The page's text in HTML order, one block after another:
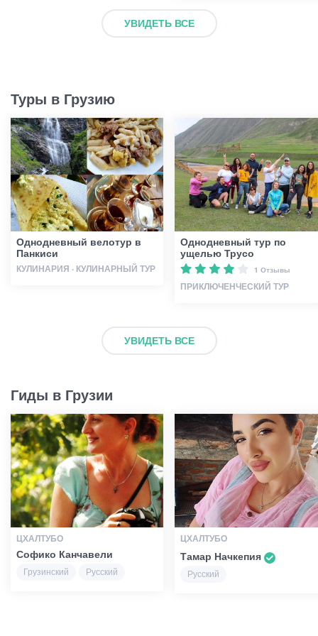
УВИДЕТЬ ВСЕ
Туры в Грузию
Однодневный велотур в
Панкиси
КУЛИНАРИЯ · КУЛИНАРНЫЙ ТУР
Однодневный тур по
ущелью Трусо
1 Отзывы
ПРИКЛЮЧЕНЧЕСКИЙ ТУР
УВИДЕТЬ ВСЕ
Гиды в Грузии
ЦХАЛТУБО
Софико Канчавели
Грузинский Русский
ЦХАЛТУБО
Тамар Начкепия
Русский